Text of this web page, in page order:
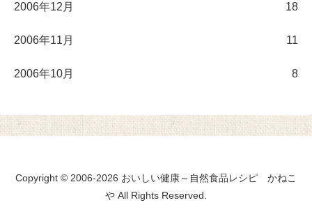
2006年12月 18
2006年11月 11
2006年10月 8
Copyright © 2006-2026 おいしい健康～自然食品レシピ かねこ
や All Rights Reserved.